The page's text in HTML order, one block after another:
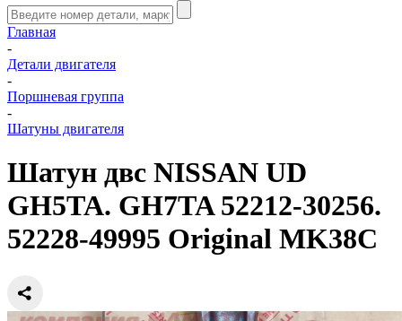
Главная
-
Детали двигателя
-
Поршневая группа
-
Шатуны двигателя
Шатун двс NISSAN UD
GH5TA. GH7TA 52212-30256.
52228-49995 Original MK38C